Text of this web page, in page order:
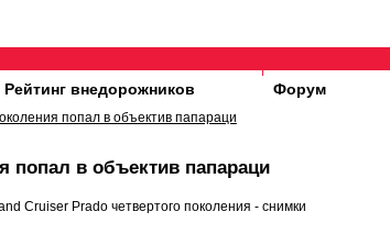
Рейтинг внедорожников Форум
попал в объектив папараци
попал в объектив папараци
Cruiser Prado четвертого поколения - снимки